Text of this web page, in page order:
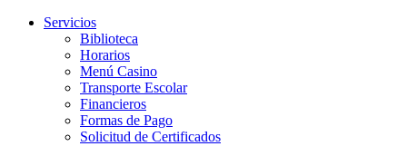
Servicios
Biblioteca
Horarios
Menú Casino
Transporte Escolar
Financieros
Formas de Pago
Solicitud de Certificados